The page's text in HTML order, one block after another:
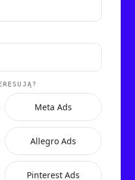
Meta Ads
Allegro Ads
Pinterest Ads